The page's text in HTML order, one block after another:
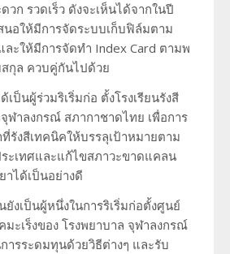
วก รวดเร็ว ดังจะเห็นได้จากในปี
นอให้มีการจัดระบบเก็บฟิล์มตาม
ละให้มีการจัดทำ Index Card ตามพ
กุล ควบคู่กันไปด้วย
ป็นผู้ร่วมริเริ่มก่อ ตั้งโรงเรียนรังสี
ฬาลงกรณ์ สภากาชาดไทย เพื่อการ
รังสีเทคนิคให้บรรลุเป้าหมายตาม
ะเทศและแก้ไขสภาวะขาดแคลน
ได้เป็นอย่างดี
งเป็นผู้หนึ่งในการริเริ่มก่อตั้งศูนย์
ะเร็งของ โรงพยาบาล จุฬาลงกรณ์
ารระดมทุนด้วยวิธีต่างๆ และรับ